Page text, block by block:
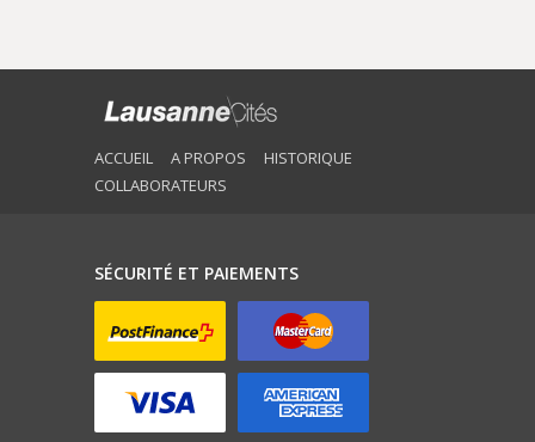
ACCUEIL A PROPOS
HISTORIQUE
COLLABORATEURS
SÉCURITÉ ET PAIEMENTS